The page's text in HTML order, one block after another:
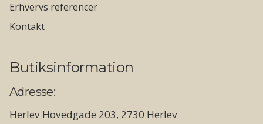
Erhvervs referencer
Kontakt
Butiksinformation
Adresse:
Herlev Hovedgade 203, 2730 Herlev